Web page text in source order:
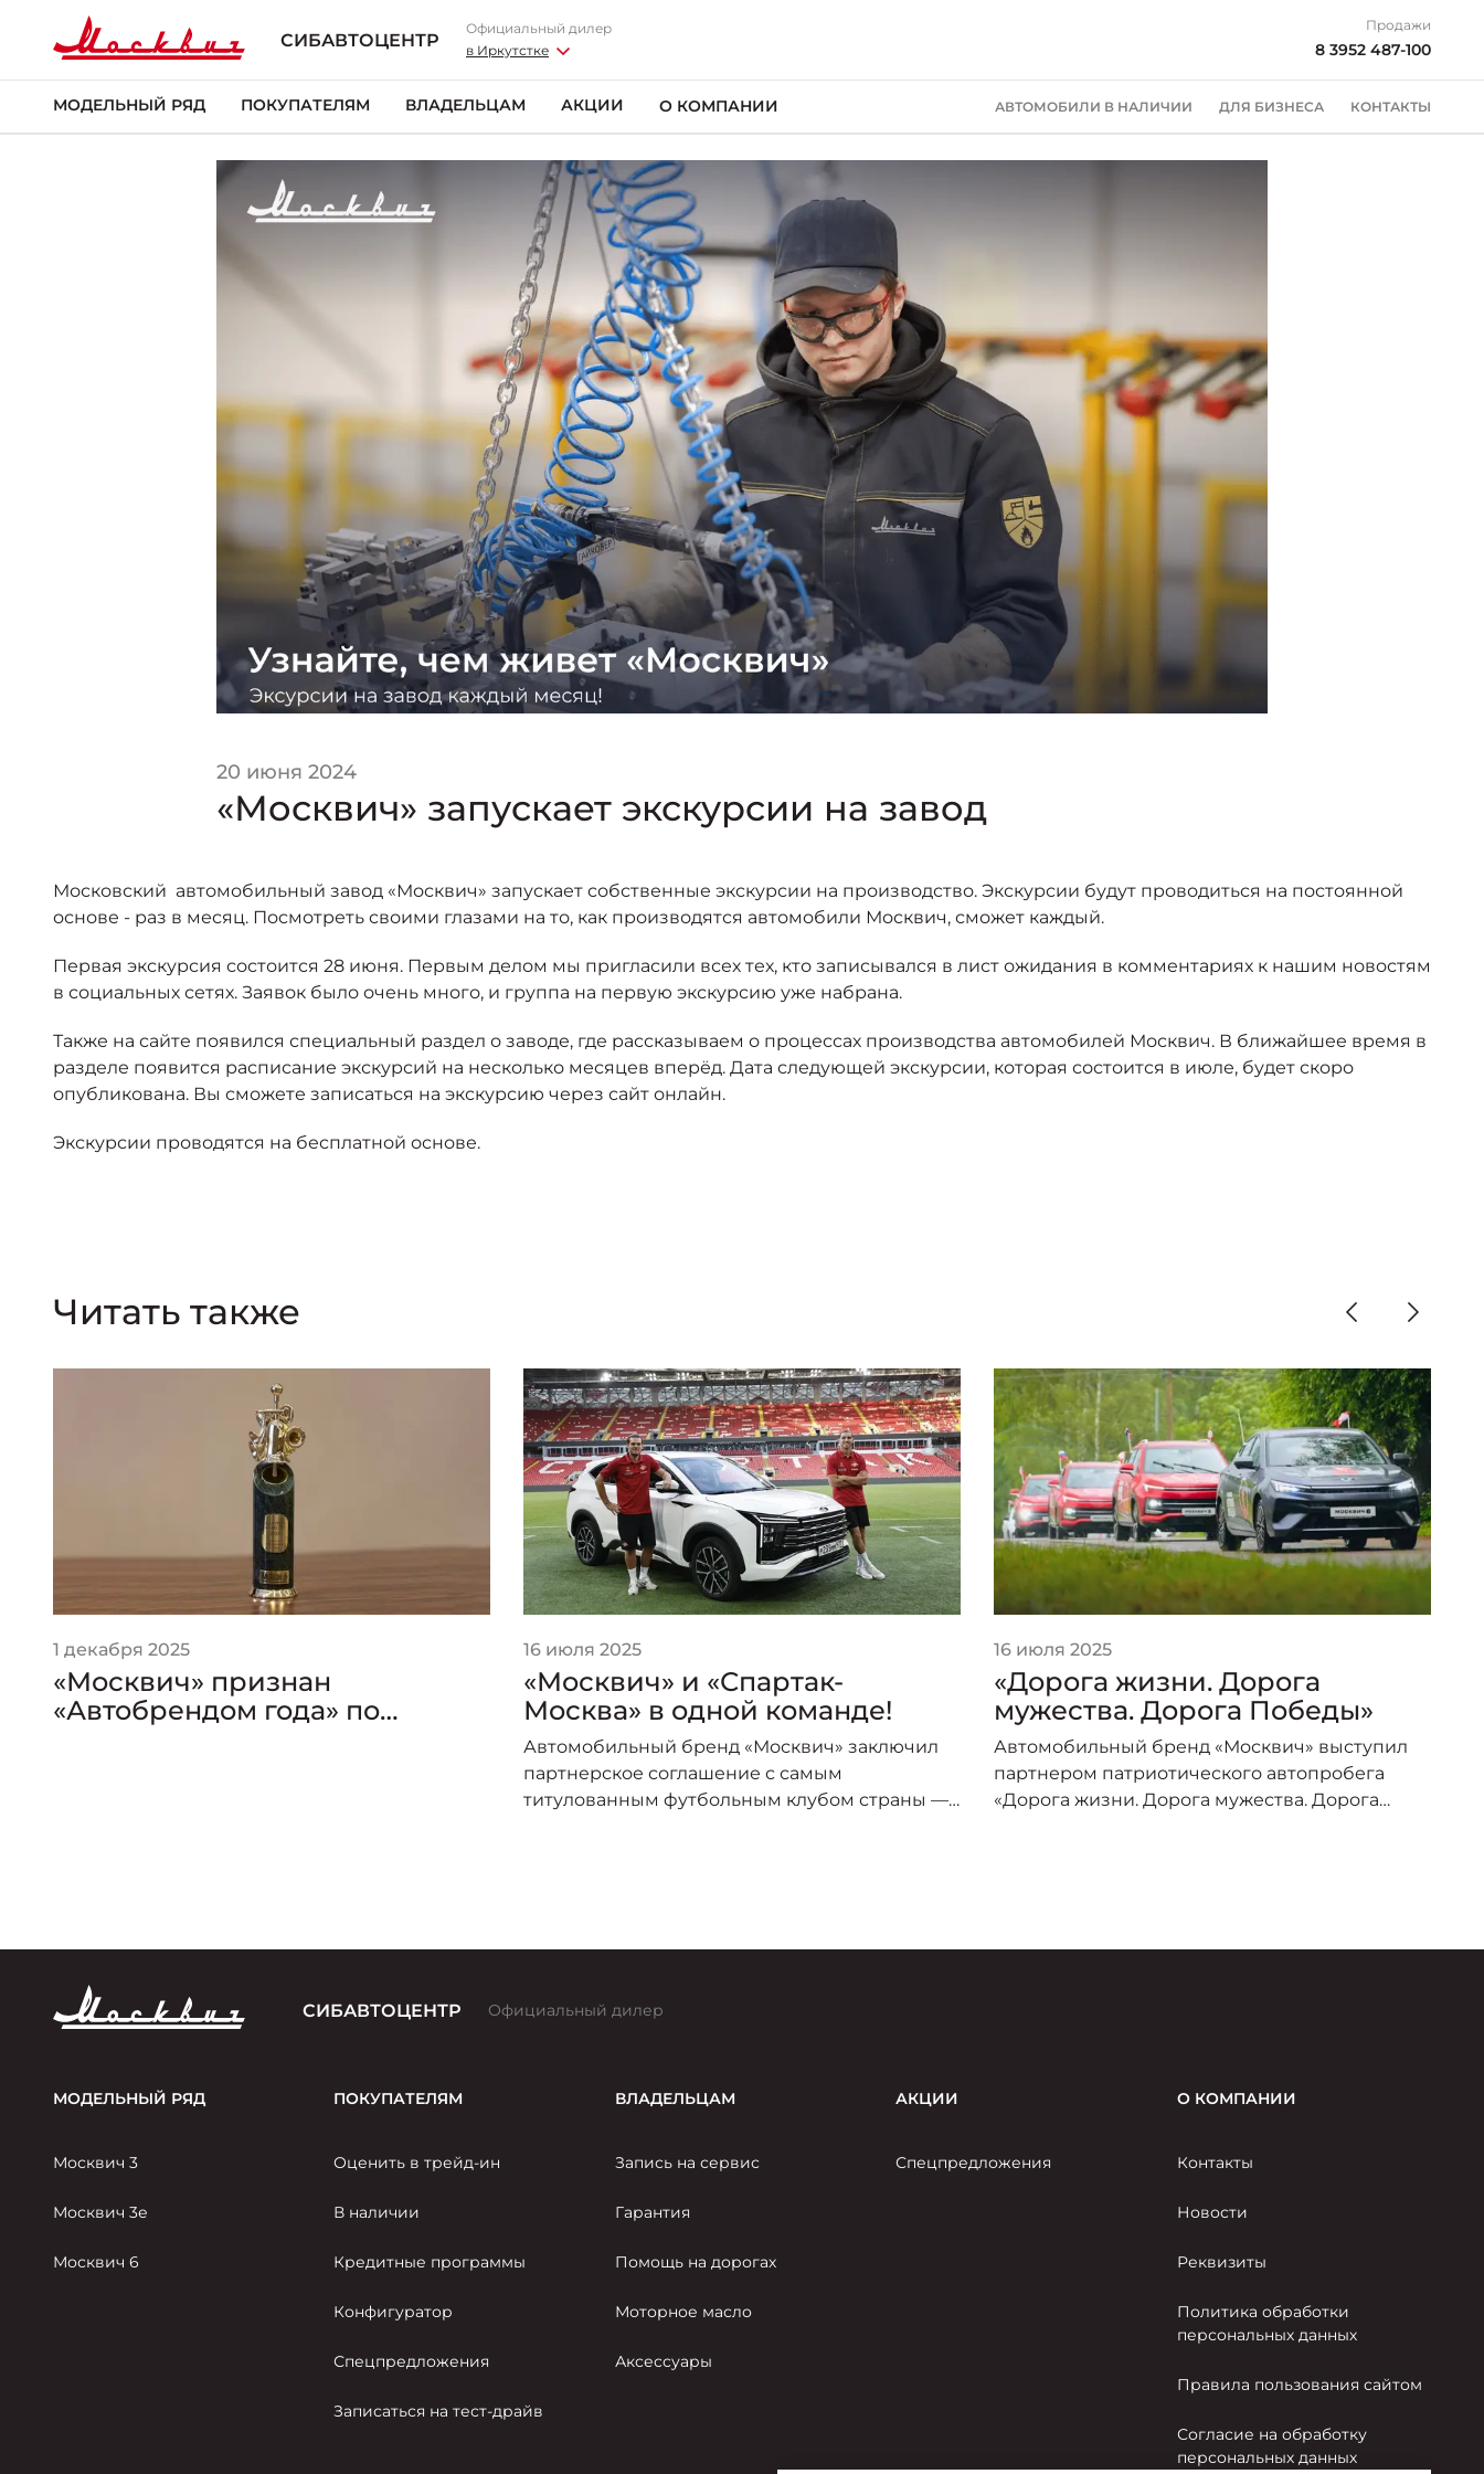
ym(95159797,'reachGoal','trade-in-smartpoint')
СИБАВТОЦЕНТР
Официальный дилер
в Иркутстке
Продажи
8 3952 487-100
МОДЕЛЬНЫЙ РЯД ПОКУПАТЕЛЯМ ВЛАДЕЛЬЦАМ АКЦИИ О КОМПАНИИ АВТОМОБИЛИ В НАЛИЧИИ ДЛЯ БИЗНЕСА КОНТАКТЫ
20 июня 2024
«Москвич» запускает экскурсии на завод
Московский автомобильный завод «Москвич» запускает собственные экскурсии на производство. Экскурсии будут проводиться на постоянной
основе - раз в месяц. Посмотреть своими глазами на то, как производятся автомобили Москвич, сможет каждый.
Первая экскурсия состоится 28 июня. Первым делом мы пригласили всех тех, кто записывался в лист ожидания в комментариях к нашим новостям
в социальных сетях. Заявок было очень много, и группа на первую экскурсию уже набрана.
Также на сайте появился специальный раздел о заводе, где рассказываем о процессах производства автомобилей Москвич. В ближайшее время в
разделе появится расписание экскурсий на несколько месяцев вперёд. Дата следующей экскурсии, которая состоится в июле, будет скоро
опубликована. Вы сможете записаться на экскурсию через сайт онлайн.
Экскурсии проводятся на бесплатной основе.
Читать также
1 декабря 2025
«Москвич» признан
«Автобрендом года» по
16 июля 2025
«Москвич» и «Спартак-
Москва» в одной команде!
Автомобильный бренд «Москвич» заключил
партнерское соглашение с самым
титулованным футбольным клубом страны —
16 июля 2025
«Дорога жизни. Дорога
мужества. Дорога Победы»
Автомобильный бренд «Москвич» выступил
партнером патриотического автопробега
«Дорога жизни. Дорога мужества. Дорога
СИБАВТОЦЕНТР Официальный дилер
МОДЕЛЬНЫЙ РЯД
Москвич 3
Москвич 3е
Москвич 6
ПОКУПАТЕЛЯМ
Оценить в трейд-ин
В наличии
Кредитные программы
Конфигуратор
Спецпредложения
Записаться на тест-драйв
ВЛАДЕЛЬЦАМ
Запись на сервис
Гарантия
Помощь на дорогах
Моторное масло
Аксессуары
АКЦИИ
Спецпредложения
О КОМПАНИИ
Контакты
Новости
Реквизиты
Политика обработки
персональных данных
Правила пользования сайтом
Согласие на обработку
персональных данных